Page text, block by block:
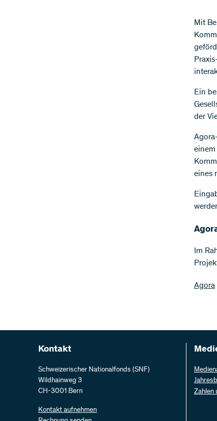
Mit
Ein
der
eines
Im
Agora
Kontakt
Schweizerischer Nationalfonds (SNF)
Wildhainweg 3
CH-3001 Bern
Kontakt aufnehmen
Zahlen